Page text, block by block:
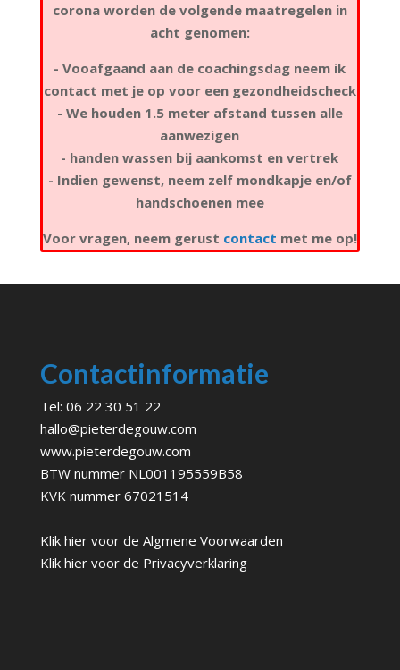
corona worden de volgende maatregelen in
acht genomen:
- Vooafgaand aan de coachingsdag neem ik
contact met je op voor een gezondheidscheck
- We houden 1.5 meter afstand tussen alle
aanwezigen
- handen wassen bij aankomst en vertrek
- Indien gewenst, neem zelf mondkapje en/of
handschoenen mee
Voor vragen, neem gerust contact met me op!
Contactinformatie
Tel: 06 22 30 51 22
hallo@pieterdegouw.com
www.pieterdegouw.com
BTW nummer NL001195559B58
KVK nummer 67021514
Klik hier voor de Algmene Voorwaarden
Klik hier voor de Privacyverklaring